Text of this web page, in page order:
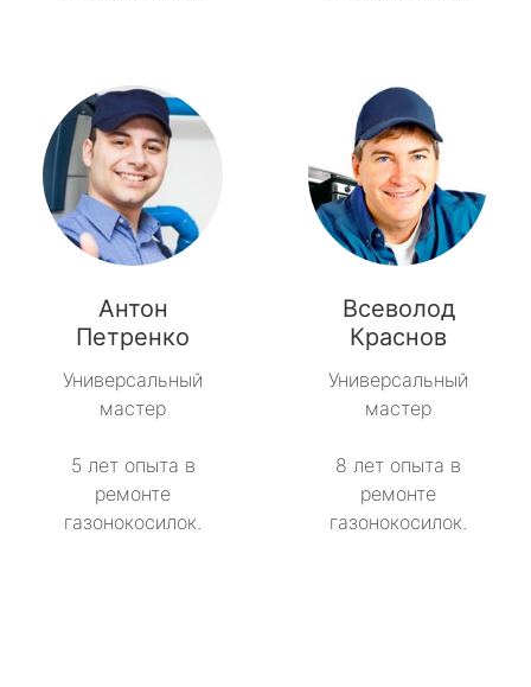
Антон
Петренко
Универсальный
мастер
5 лет опыта в
ремонте
газонокосилок.
Всеволод
Краснов
Универсальный
мастер
8 лет опыта в
ремонте
газонокосилок.